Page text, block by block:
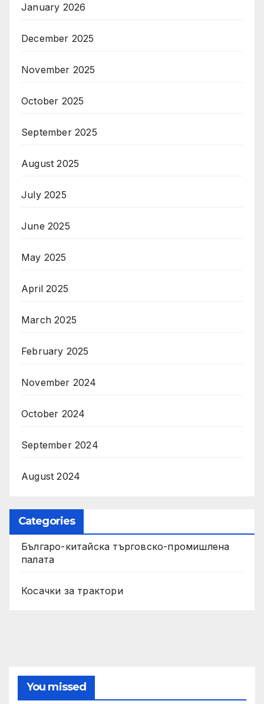
January 2026
December 2025
November 2025
October 2025
September 2025
August 2025
July 2025
June 2025
May 2025
April 2025
March 2025
February 2025
November 2024
October 2024
September 2024
August 2024
Categories
Българо-китайска търговско-промишлена
палата
Косачки за трактори
You missed